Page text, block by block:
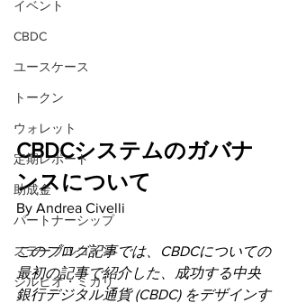
イベント
CBDC
ユースケース
トークン
ウォレット
定期レポート
助成金
パートナーシップ
ステーブルコイン
シルビオ・ミカリ
CBDCシステムのガバナ
ンスについて
By Andrea Civelli
このブログ記事では、CBDCについての
最初の記事で紹介した、成功する中央
銀行デジタル通貨 (CBDC) をデザインす